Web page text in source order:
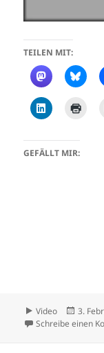
TEILEN MIT:
GEFÄLLT MIR:
Format
Video
am
3.
Schreibe einen